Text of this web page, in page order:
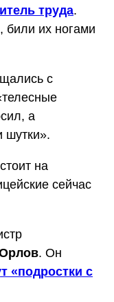
труда.
били их ногами
с
а
шутки».
на
сейчас
. Он
«подростки с